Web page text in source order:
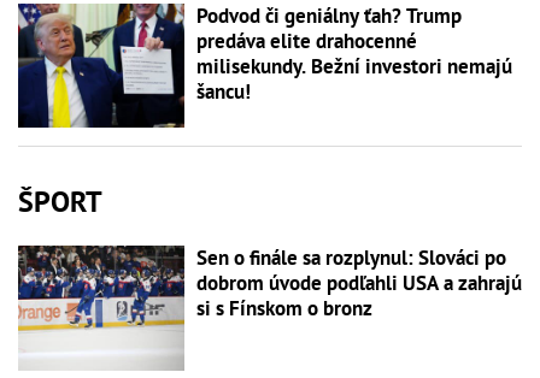
Podvod či geniálny ťah? Trump
predáva elite drahocenné
milisekundy. Bežní investori nemajú
šancu!
ŠPORT
Sen o finále sa rozplynul: Slováci po
dobrom úvode podľahli USA a zahrajú
si s Fínskom o bronz